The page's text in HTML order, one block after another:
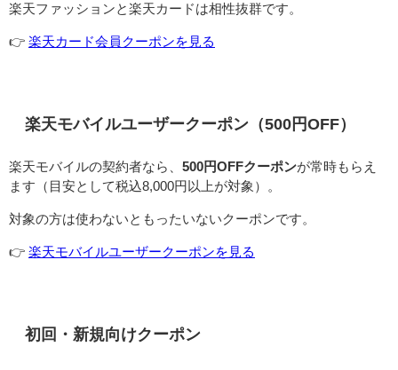
楽天ファッションと楽天カードは相性抜群です。
👉️ 楽天カード会員クーポンを見る
楽天モバイルユーザークーポン（500円OFF）
楽天モバイルの契約者なら、 500円OFFクーポンが常時もらえ
ます（目安として税込8,000円以上が対象）。
対象の方は使わないともったいないクーポンです。
👉️ 楽天モバイルユーザークーポンを見る
初回・新規向けクーポン